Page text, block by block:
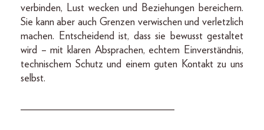
verbinden, Lust wecken und Beziehungen bereichern.
Sie kann aber auch Grenzen verwischen und verletzlich
machen. Entscheidend ist, dass sie bewusst gestaltet
wird – mit klaren Absprachen, echtem Einverständnis,
technischem Schutz und einem guten Kontakt zu uns
selbst.
_____________________________